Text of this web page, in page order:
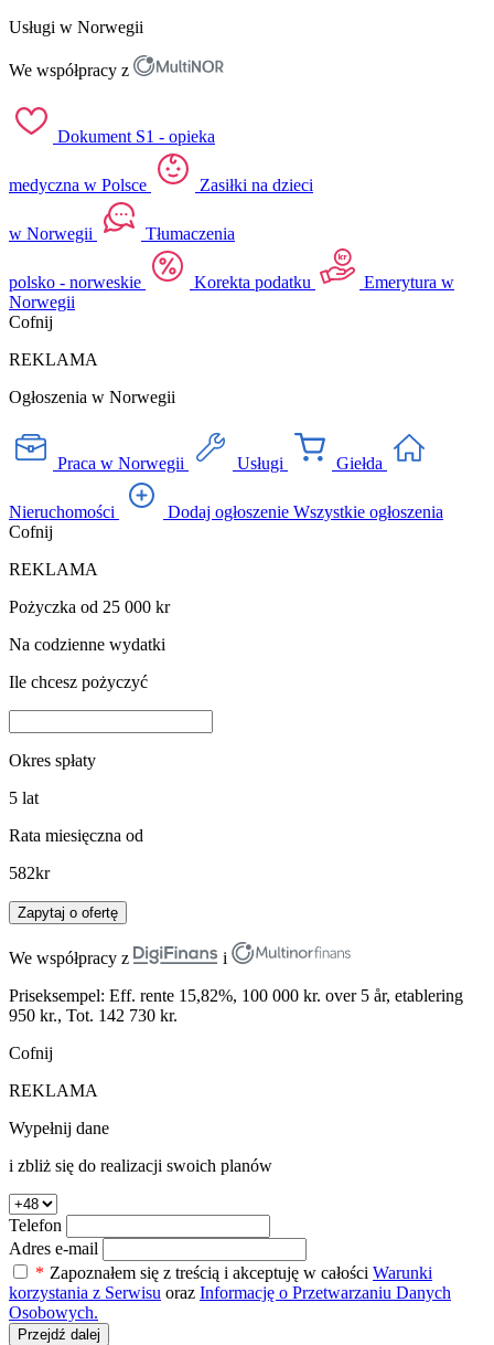
Usługi w Norwegii
We współpracy z
Dokument S1 - opieka
medyczna w Polsce Zasiłki na dzieci
w Norwegii Tłumaczenia
polsko - norweskie Korekta podatku
Emerytura w
Norwegii
Cofnij
REKLAMA
Ogłoszenia w Norwegii
Praca w Norwegii Usługi Giełda
Nieruchomości Dodaj ogłoszenie Wszystkie ogłoszenia
Cofnij
REKLAMA
Pożyczka od 25 000 kr
Na codzienne wydatki
Ile chcesz pożyczyć
Okres spłaty
5 lat
Rata miesięczna od
582kr
Zapytaj o ofertę
We współpracy z
i
Priseksempel: Eff. rente 15,82%, 100 000 kr. over 5 år, etablering
950 kr., Tot. 142 730 kr.
Cofnij
REKLAMA
Wypełnij dane
i zbliż się do realizacji swoich planów
Telefon
Adres e-mail
* Zapoznałem się z treścią i akceptuję w całości Warunki
korzystania z Serwisu oraz Informację o Przetwarzaniu Danych
Osobowych.
Przejdź dalej